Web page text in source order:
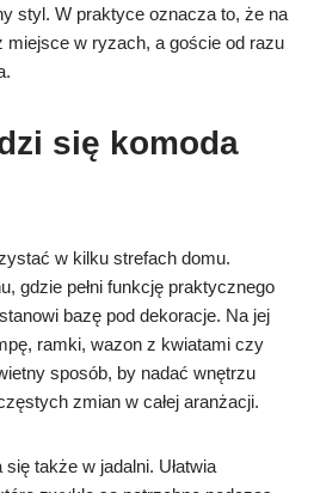
styl. W praktyce oznacza to, że na
miejsce w ryzach, a goście od razu
się komoda
w kilku strefach domu.
gdzie pełni funkcję praktycznego
bazę pod dekoracje. Na jej
ramki, wazon z kwiatami czy
sposób, by nadać wnętrzu
zmian w całej aranżacji.
także w jadalni. Ułatwia